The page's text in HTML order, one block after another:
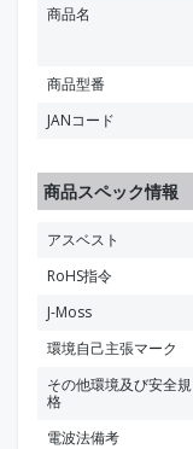
商品名
商品型番
JANコード
商品スペック情報
アスベスト
RoHS指令
J-Moss
環境自己主張マーク
その他環境及び安全規
格
電波法備考